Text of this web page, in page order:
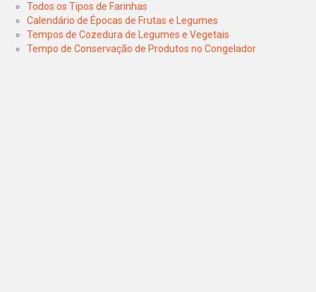
Todos os Tipos de Farinhas
Calendário de Épocas de Frutas e Legumes
Tempos de Cozedura de Legumes e Vegetais
Tempo de Conservação de Produtos no Congelador